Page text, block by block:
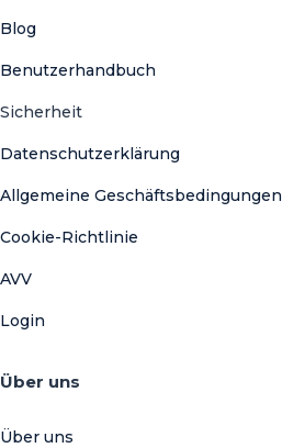
Blog
Benutzerhandbuch
Sicherheit
Datenschutzerklärung
Allgemeine Geschäftsbedingungen
Cookie-Richtlinie
AVV
Login
Über uns
Über uns